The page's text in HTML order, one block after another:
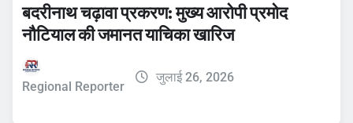
बदरीनाथ चढ़ावा प्रकरण: मुख्य आरोपी प्रमोद
नौटियाल की जमानत याचिका खारिज
Regional Reporter
जुलाई 26, 2026